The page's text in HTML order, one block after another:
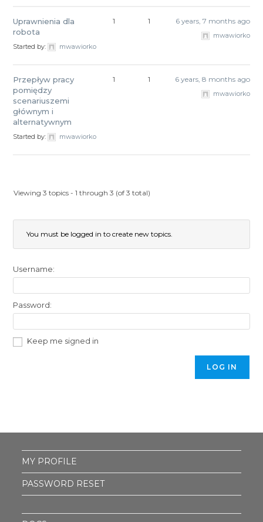
Uprawnienia dla
robota
Started by: mwawiorko
1 1 6 years, 7 months ago
mwawiorko
Przepływ pracy
pomiędzy
scenariuszemi
głównym i
alternatywnym
Started by: mwawiorko
1 1 6 years, 8 months ago
mwawiorko
Viewing 3 topics - 1 through 3 (of 3 total)
You must be logged in to create new topics.
Username:
Password:
Keep me signed in
LOG IN
MY PROFILE
PASSWORD RESET